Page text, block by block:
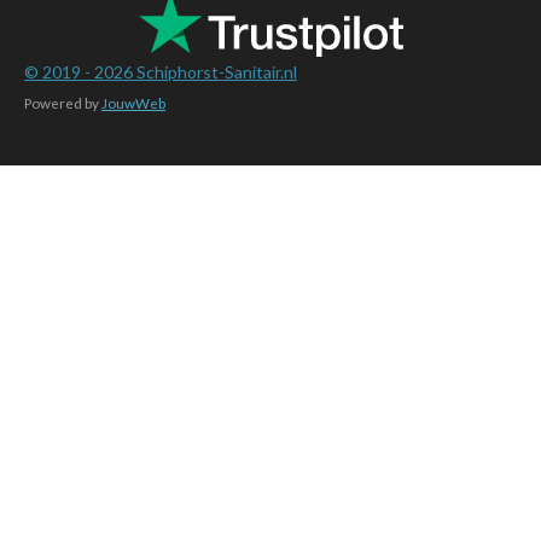
© 2019 - 2026Schiphorst-Sanitair.nl
Powered by JouwWeb